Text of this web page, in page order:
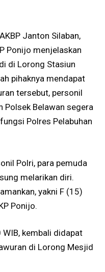
Janton Silaban,
Ponijo menjelaskan
di Lorong Stasiun
pihaknya mendapat
tersebut, personil
Polsek Belawan segera
Polres Pelabuhan
Polri, para pemuda
melarikan diri.
yakni F (15)
Ponijo.
kembali didapat
di Lorong Mesjid